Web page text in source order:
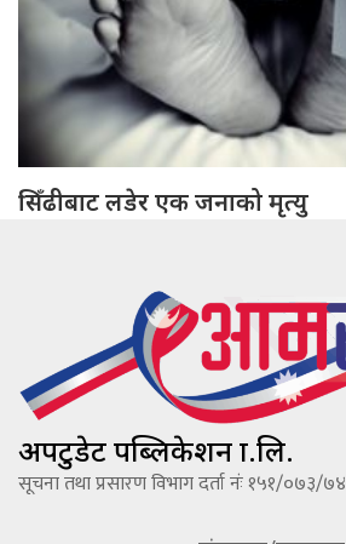
सिँढीबाट लडेर एक जनाको मृत्यु
अपटुडेट पब्लिकेशन प्रा.लि.
सूचना तथा प्रसारण विभाग दर्ता नंः १५१/०७३/७४